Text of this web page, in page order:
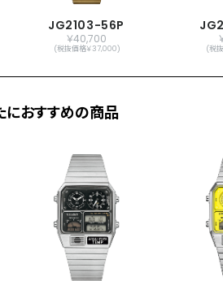
国際保証3年間(購入後1年以内にMY
CITIZENご登録で国内保証5年間)
JG2103-56P
￥40,700
(税抜価格￥37,000) (税
におすすめの商品